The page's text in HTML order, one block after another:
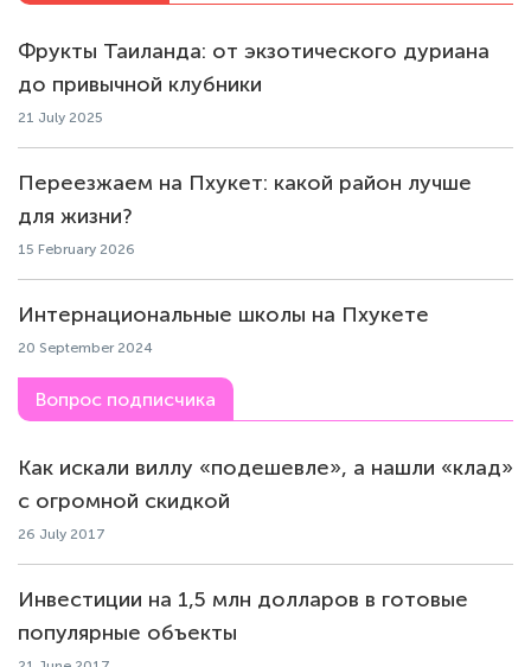
Фрукты Таиланда: от экзотического дуриана
до привычной клубники
21 July 2025
Переезжаем на Пхукет: какой район лучше
для жизни?
15 February 2026
Интернациональные школы на Пхукете
20 September 2024
Вопрос подписчика
Как искали виллу «подешевле», а нашли «клад»
с огромной скидкой
26 July 2017
Инвестиции на 1,5 млн долларов в готовые
популярные объекты